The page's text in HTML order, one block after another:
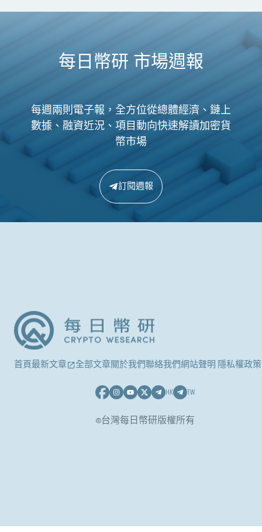
每日幣研 市場週報
每週兩則電子報，全方位從總體經濟、鏈上
數據、融資近況、項目動向快速解讀加密貨
幣市場
訂閱週報
首頁最新文章 全部文章關於我們聯絡我們網站聲明 隱私權政策
HK TW
©台灣每日幣研版權所有